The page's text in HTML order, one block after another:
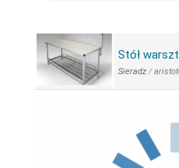
Stół
Sieradz /